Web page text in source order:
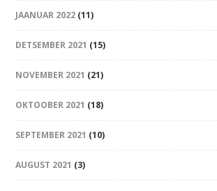
JAANUAR 2022 (11)
DETSEMBER 2021 (15)
NOVEMBER 2021 (21)
OKTOOBER 2021 (18)
SEPTEMBER 2021 (10)
AUGUST 2021 (3)